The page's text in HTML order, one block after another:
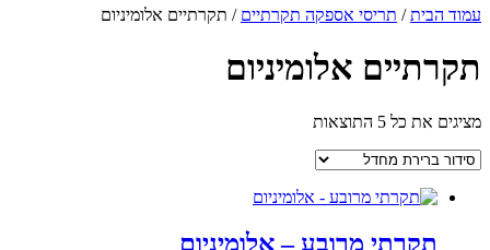
עמוד הבית/ תריסי אספקה תקרתיים / תקרתיים אלומיניום
תקרתיים אלומיניום
מציגים את כל ⁦5⁩ התוצאות
תקרתי מרובע – אלומיניום